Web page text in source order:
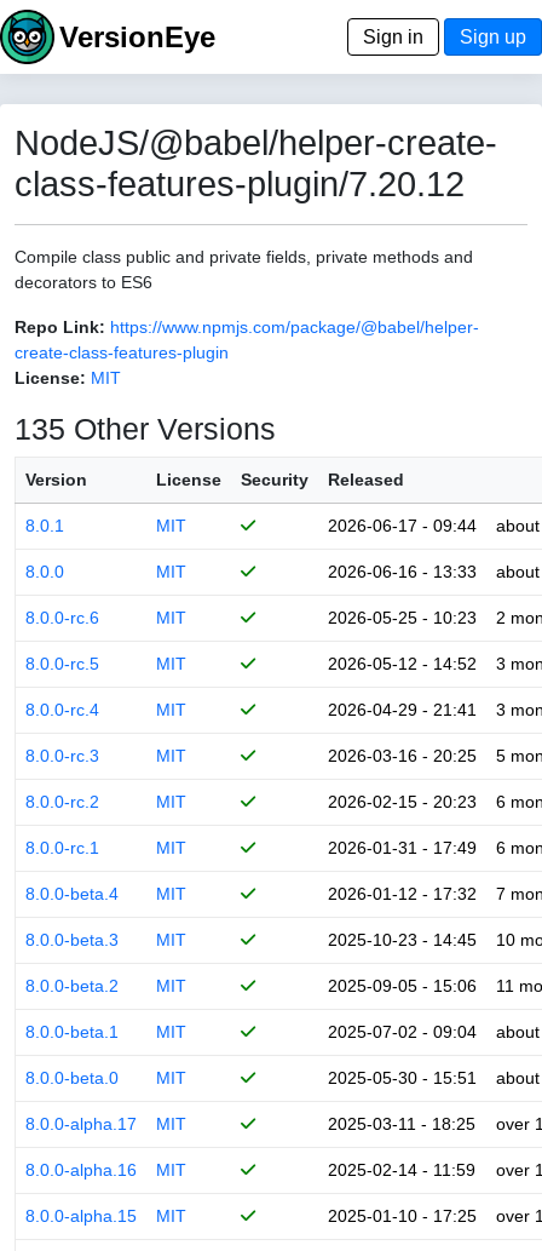
VersionEye Sign in Sign up
NodeJS/@babel/helper-create-
class-features-plugin/7.20.12
Compile class public and private fields, private methods and
decorators to ES6
Repo Link: https://www.npmjs.com/package/@babel/helper-
create-class-features-plugin
License: MIT
135 Other Versions
Version License Security Released
8.0.1 MIT 2026-06-17 - 09:44
8.0.0 MIT 2026-06-16 - 13:33
8.0.0-rc.6 MIT 2026-05-25 - 10:23 2
8.0.0-rc.5 MIT 2026-05-12 - 14:52 3
8.0.0-rc.4 MIT 2026-04-29 - 21:41 3
8.0.0-rc.3 MIT 2026-03-16 - 20:25 5
8.0.0-rc.2 MIT 2026-02-15 - 20:23 6
8.0.0-rc.1 MIT 2026-01-31 - 17:49 6
8.0.0-beta.4 MIT 2026-01-12 - 17:32 7
8.0.0-beta.3 MIT 2025-10-23 - 14:45 10
8.0.0-beta.2 MIT 2025-09-05 - 15:06 11
8.0.0-beta.1 MIT 2025-07-02 - 09:04
8.0.0-beta.0 MIT 2025-05-30 - 15:51
8.0.0-alpha.17 MIT 2025-03-11 - 18:25 over
8.0.0-alpha.16 MIT 2025-02-14 - 11:59 over
8.0.0-alpha.15 MIT 2025-01-10 - 17:25 over